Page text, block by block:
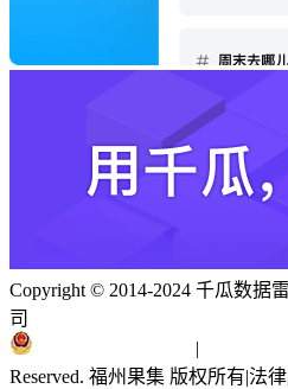
Copyright © 2014-2024 千瓜数据
司
|
Reserved. 福州果集 版权所有|法